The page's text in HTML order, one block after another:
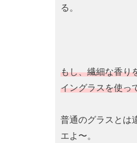
る。
もし、繊細な香り
イングラスを使っ
普通のグラスとは
エよ〜。